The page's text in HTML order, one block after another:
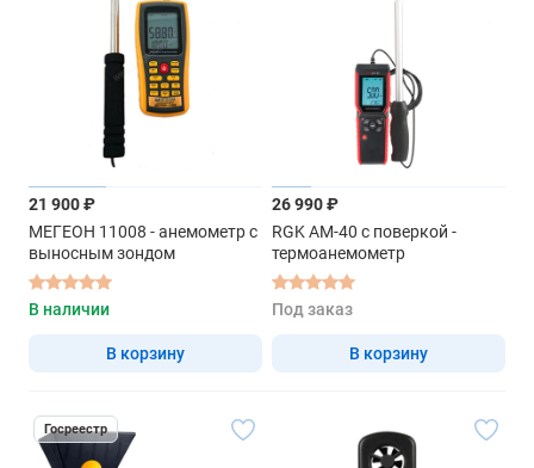
21 900 ₽
МЕГЕОН 11008 - анемометр с
выносным зондом
В наличии
В корзину
26 990 ₽
RGK AM-40 с поверкой -
термоанемометр
Под заказ
В корзину
Госреестр